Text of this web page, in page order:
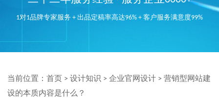
1对1品牌专家服务 + 出品定稿率高达96% + 客户服务满意度99%
当前位置： 首页 > 设计知识 > 企业官网设计 > 营销型网站建
设的本质内容是什么？